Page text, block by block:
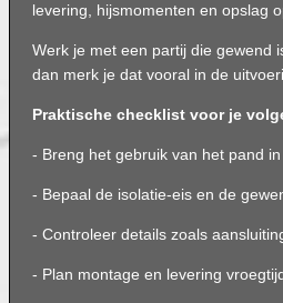
levering, hijsmomenten en opslag
Werk je met een partij die gewend
dan merk je dat vooral in de
Praktische checklist voor je
- Breng het gebruik van het pand
- Bepaal de isolatie-eis en de
- Controleer details zoals
- Plan montage en levering